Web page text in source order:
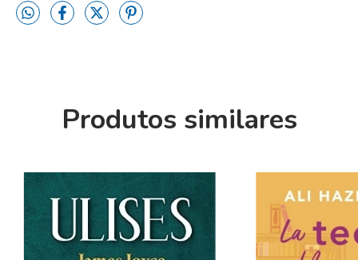
Produtos similares